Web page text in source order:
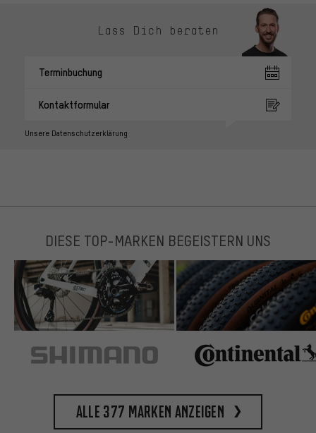
Lass Dich beraten
Terminbuchung
Kontaktformular
Unsere Datenschutzerklärung
DIESE TOP-MARKEN BEGEISTERN UNS
Alle 377 Marken anzeigen